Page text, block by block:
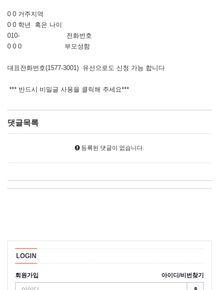
0 0 거주지역
0 0 학년 혹은 나이
010- 전화번호
0 0 0 부모성함
대표전화번호(1577-3001) 유선으로도 신청 가능 합니다
*** 반드시 비밀글 사용을 클릭해 주세요***
댓글목록
등록된 댓글이 없습니다.
LOGIN
회원가입 아이디/비번찾기